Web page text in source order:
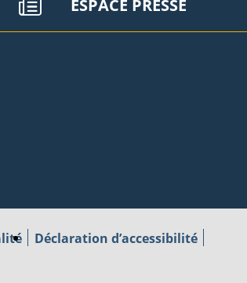
ESPACE PRESSE
Déclaration d’accessibilité